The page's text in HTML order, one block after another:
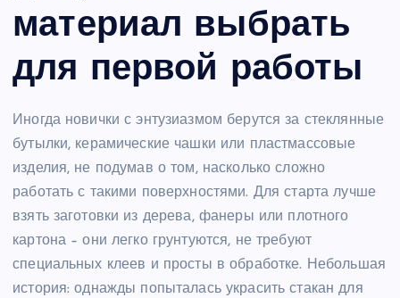
материал выбрать
для первой работы
Иногда новички с энтузиазмом берутся за стеклянные
бутылки, керамические чашки или пластмассовые
изделия, не подумав о том, насколько сложно
работать с такими поверхностями. Для старта лучше
взять заготовки из дерева, фанеры или плотного
картона – они легко грунтуются, не требуют
специальных клеев и просты в обработке. Небольшая
история: однажды попыталась украсить стакан для